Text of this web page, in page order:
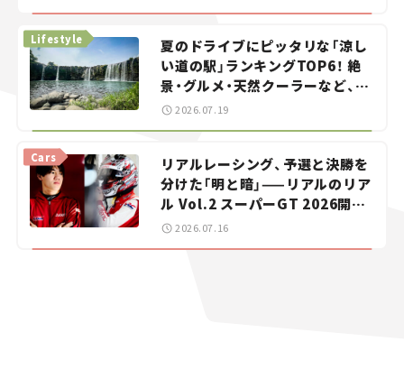
夏のドライブにピッタリな「涼し
い道の駅」ランキングTOP6！ 絶
景・グルメ・天然クーラーなど、避
暑におすすめのスポットを紹介
Lifestyle
2026.07.19
リアルレーシング、予選と決勝を
分けた「明と暗」——リアルのリア
ル Vol.2 スーパーGT 2026開幕
戦 岡山国際サーキット
Cars
2026.07.16